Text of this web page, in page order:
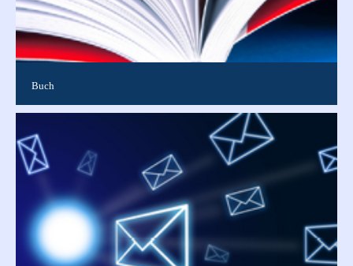
Buch
In Buchform gebundene Publikation in verschiedenen Größen
bis DIN A4. Gut geeignet u.a. für Abschlussarbeiten,
Semesterarbeiten, Bachel...